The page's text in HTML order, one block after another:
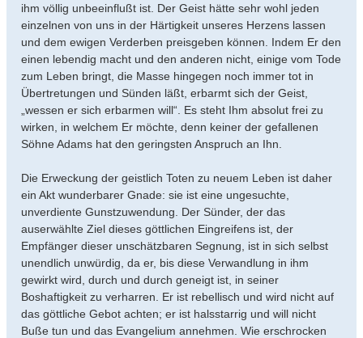
ihm völlig unbeeinflußt ist. Der Geist hätte sehr wohl jeden
einzelnen von uns in der Härtigkeit unseres Herzens lassen
und dem ewigen Verderben preisgeben können. Indem Er den
einen lebendig macht und den anderen nicht, einige vom Tode
zum Leben bringt, die Masse hingegen noch immer tot in
Übertretungen und Sünden läßt, erbarmt sich der Geist,
„wessen er sich erbarmen will“. Es steht Ihm absolut frei zu
wirken, in welchem Er möchte, denn keiner der gefallenen
Söhne Adams hat den geringsten Anspruch an Ihn.
Die Erweckung der geistlich Toten zu neuem Leben ist daher
ein Akt wunderbarer Gnade: sie ist eine ungesuchte,
unverdiente Gunstzuwendung. Der Sünder, der das
auserwählte Ziel dieses göttlichen Eingreifens ist, der
Empfänger dieser unschätzbaren Segnung, ist in sich selbst
unendlich unwürdig, da er, bis diese Verwandlung in ihm
gewirkt wird, durch und durch geneigt ist, in seiner
Boshaftigkeit zu verharren. Er ist rebellisch und wird nicht auf
das göttliche Gebot achten; er ist halsstarrig und will nicht
Buße tun und das Evangelium annehmen. Wie erschrocken